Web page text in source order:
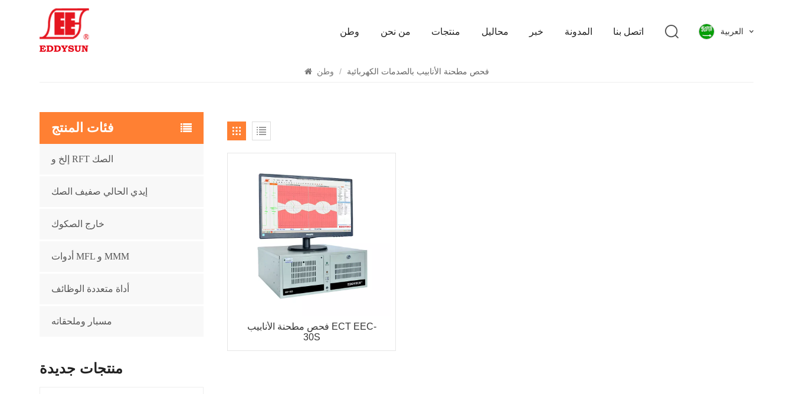
وطن من نحن منتجات محاليل خبر المدونة اتصل بنا العربية يبحث
وطن / فحص مطحنة الأنابيب بالصدمات الكهربائية
فحص مطحنة الأنابيب ECT EEC-
30S
فئات المنتج
إلخ و RFT الصك
إيدي الحالي صفيف الصك
خارج الصكوك
أدوات MFL و MMM
أداة متعددة الوظائف
مسبار وملحقاته
منتجات جديدة